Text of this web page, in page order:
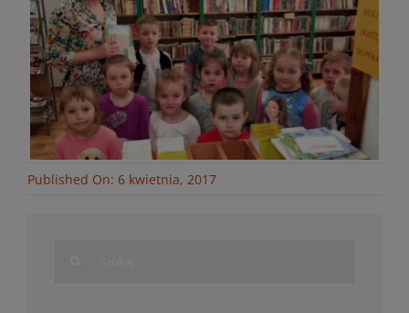
Published On: 6 kwietnia, 2017